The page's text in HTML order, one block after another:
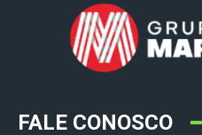
FALE CONOSCO